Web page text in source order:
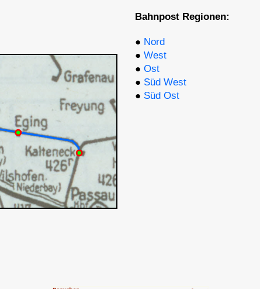
Bahnpost Regionen:
● Nord
● West
● Ost
● Süd West
● Süd Ost